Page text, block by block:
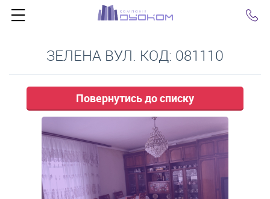
ЗЕЛЕНА ВУЛ. КОД: 081110
Повернутись до списку